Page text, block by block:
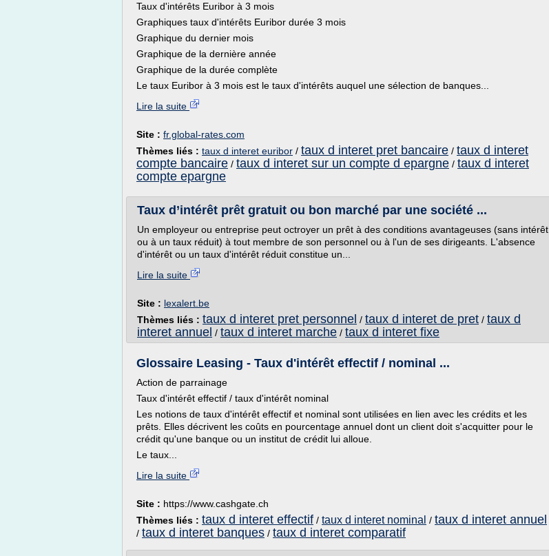
Taux d'intérêts Euribor à 3 mois
Graphiques taux d'intérêts Euribor durée 3 mois
Graphique du dernier mois
Graphique de la dernière année
Graphique de la durée complète
Le taux Euribor à 3 mois est le taux d'intérêts auquel une sélection de banques...
Lire la suite
Site : fr.global-rates.com
Thèmes liés : taux d interet euribor / taux d interet pret bancaire / taux d interet
compte bancaire / taux d interet sur un compte d epargne / taux d interet
compte epargne
Taux d’intérêt prêt gratuit ou bon marché par une société ...
Un employeur ou entreprise peut octroyer un prêt à des conditions avantageuses (sans intérêt
ou à un taux réduit) à tout membre de son personnel ou à l'un de ses dirigeants. L'absence
d'intérêt ou un taux d'intérêt réduit constitue un...
Lire la suite
Site : lexalert.be
Thèmes liés : taux d interet pret personnel / taux d interet de pret / taux d
interet annuel / taux d interet marche / taux d interet fixe
Glossaire Leasing - Taux d'intérêt effectif / nominal ...
Action de parrainage
Taux d'intérêt effectif / taux d'intérêt nominal
Les notions de taux d'intérêt effectif et nominal sont utilisées en lien avec les crédits et les
prêts. Elles décrivent les coûts en pourcentage annuel dont un client doit s'acquitter pour le
crédit qu'une banque ou un institut de crédit lui alloue.
Le taux...
Lire la suite
Site : https://www.cashgate.ch
Thèmes liés : taux d interet effectif / taux d interet nominal / taux d interet annuel
/ taux d interet banques / taux d interet comparatif